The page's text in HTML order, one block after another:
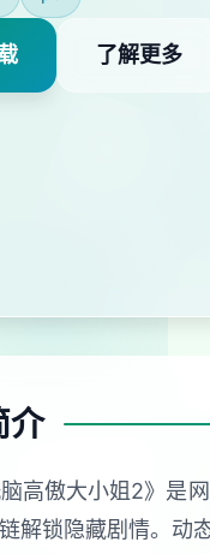
了解更多
介
脑高傲大小姐2》是
解锁隐藏剧情。动